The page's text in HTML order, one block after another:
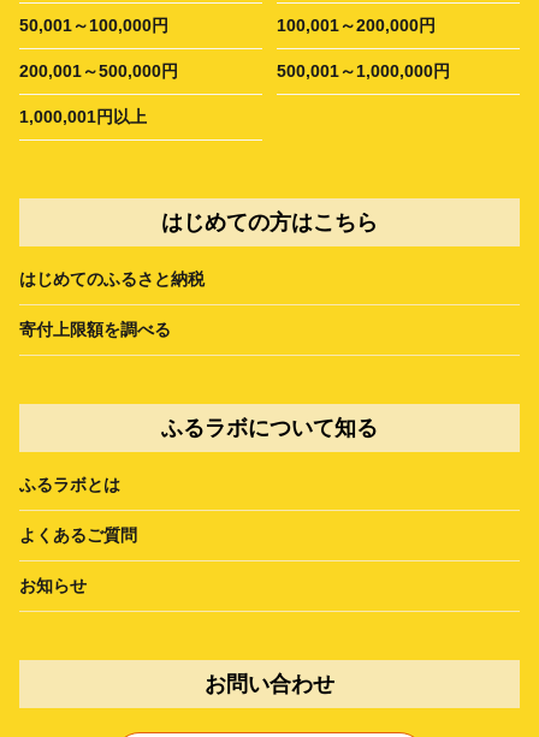
50,001～100,000円 100,001～200,000円
200,001～500,000円 500,001～1,000,000円
1,000,001円以上
はじめての方はこちら
はじめてのふるさと納税
寄付上限額を調べる
ふるラボについて知る
ふるラボとは
よくあるご質問
お知らせ
お問い合わせ